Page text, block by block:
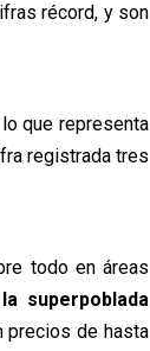
récord, y son
que representa
registrada tres
todo en áreas
superpoblada
precios de hasta